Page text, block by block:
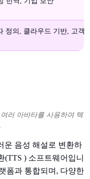
정의, 클라우드 기반, 고객
러 아바타를 사용하여 텍
운 음성 해설로 변환하
) 소프트웨어입니
폼과 통합되며, 다양한